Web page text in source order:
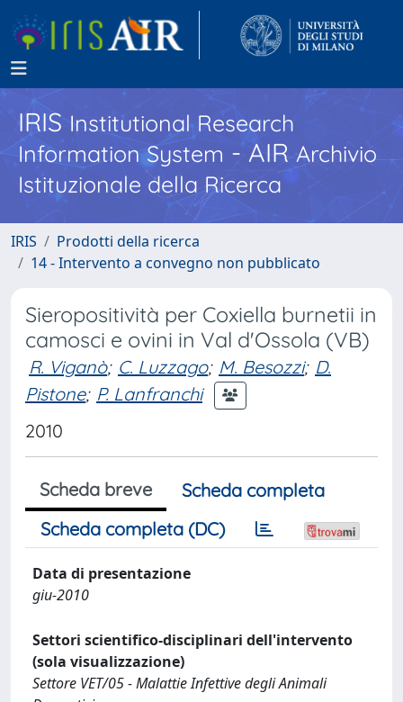
IRISInstitutional Research
Information System - AIR Archivio
Istituzionale della Ricerca
IRIS
Prodotti della ricerca
14 - Intervento a convegno non pubblicato
Sieropositività per Coxiella burnetii in
camosci e ovini in Val d'Ossola (VB)
R. Viganò; C. Luzzago; M. Besozzi; D.
Pistone; P. Lanfranchi
2010
Scheda breve
Scheda completa
Scheda completa (DC)
Data di presentazione
giu-2010
Settori scientifico-disciplinari dell'intervento
(sola visualizzazione)
Settore VET/05 - Malattie Infettive degli Animali